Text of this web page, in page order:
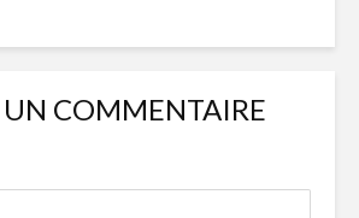
COMMENTAIRE